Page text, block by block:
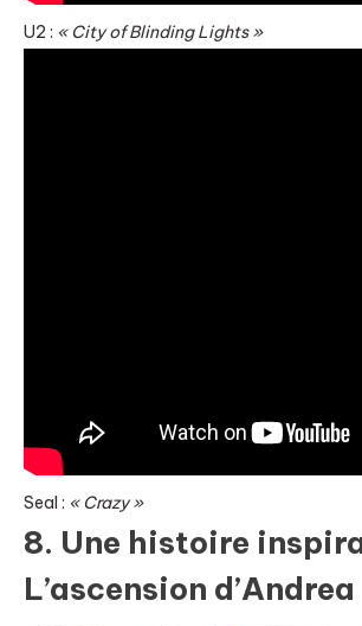
U2 : « City of Blinding Lights »
Seal : « Crazy »
8. Une histoire
L’ascension d’Andrea